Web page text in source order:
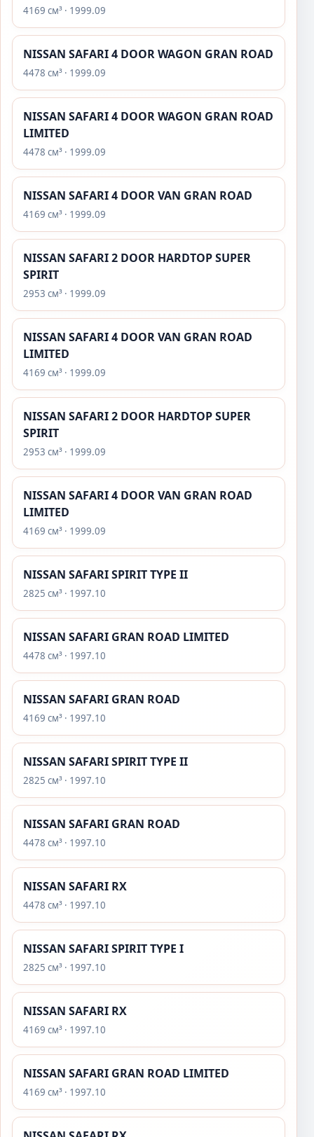
4169 см³ · 1999.09
NISSAN SAFARI 4 DOOR WAGON GRAN ROAD
4478 см³ · 1999.09
NISSAN SAFARI 4 DOOR WAGON GRAN ROAD
LIMITED
4478 см³ · 1999.09
NISSAN SAFARI 4 DOOR VAN GRAN ROAD
4169 см³ · 1999.09
NISSAN SAFARI 2 DOOR HARDTOP SUPER
SPIRIT
2953 см³ · 1999.09
NISSAN SAFARI 4 DOOR VAN GRAN ROAD
LIMITED
4169 см³ · 1999.09
NISSAN SAFARI 2 DOOR HARDTOP SUPER
SPIRIT
2953 см³ · 1999.09
NISSAN SAFARI 4 DOOR VAN GRAN ROAD
LIMITED
4169 см³ · 1999.09
NISSAN SAFARI SPIRIT TYPE II
2825 см³ · 1997.10
NISSAN SAFARI GRAN ROAD LIMITED
4478 см³ · 1997.10
NISSAN SAFARI GRAN ROAD
4169 см³ · 1997.10
NISSAN SAFARI SPIRIT TYPE II
2825 см³ · 1997.10
NISSAN SAFARI GRAN ROAD
4478 см³ · 1997.10
NISSAN SAFARI RX
4478 см³ · 1997.10
NISSAN SAFARI SPIRIT TYPE I
2825 см³ · 1997.10
NISSAN SAFARI RX
4169 см³ · 1997.10
NISSAN SAFARI GRAN ROAD LIMITED
4169 см³ · 1997.10